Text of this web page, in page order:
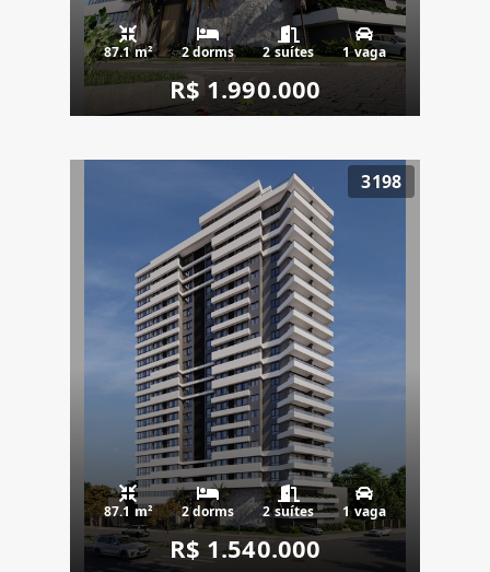
87.1 m² 2 dorms 2 suítes 1 vaga
R$ 1.990.000
3198
87.1 m² 2 dorms 2 suítes 1 vaga
R$ 1.540.000